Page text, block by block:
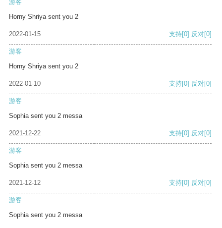
游客
Horny Shriya sent you 2
2022-01-15 支持[0] 反对[0]
游客
Horny Shriya sent you 2
2022-01-10 支持[0] 反对[0]
游客
Sophia sent you 2 messa
2021-12-22 支持[0] 反对[0]
游客
Sophia sent you 2 messa
2021-12-12 支持[0] 反对[0]
游客
Sophia sent you 2 messa